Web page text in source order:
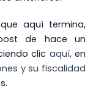
aquí termina,
de hace un
clic aquí, en
y su fiscalidad